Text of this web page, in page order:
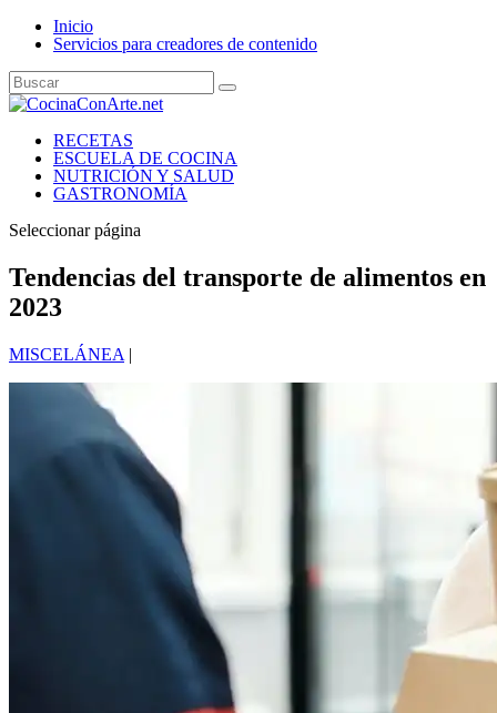
Inicio
Servicios para creadores de contenido
RECETAS
ESCUELA DE COCINA
NUTRICIÓN Y SALUD
GASTRONOMÍA
Seleccionar página
Tendencias del transporte de alimentos en
2023
MISCELÁNEA |